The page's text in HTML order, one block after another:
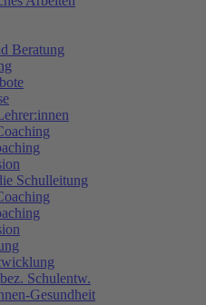
Beratung
Schulleitung
Schulentw.
Gesundheit